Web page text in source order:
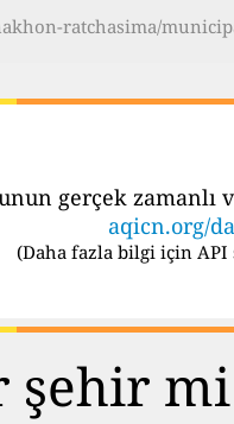
ratchasima/
gerçek
aqicn.org/
(Daha fazla bilgi için API
şehir